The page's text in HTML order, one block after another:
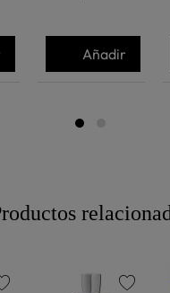
Añadir